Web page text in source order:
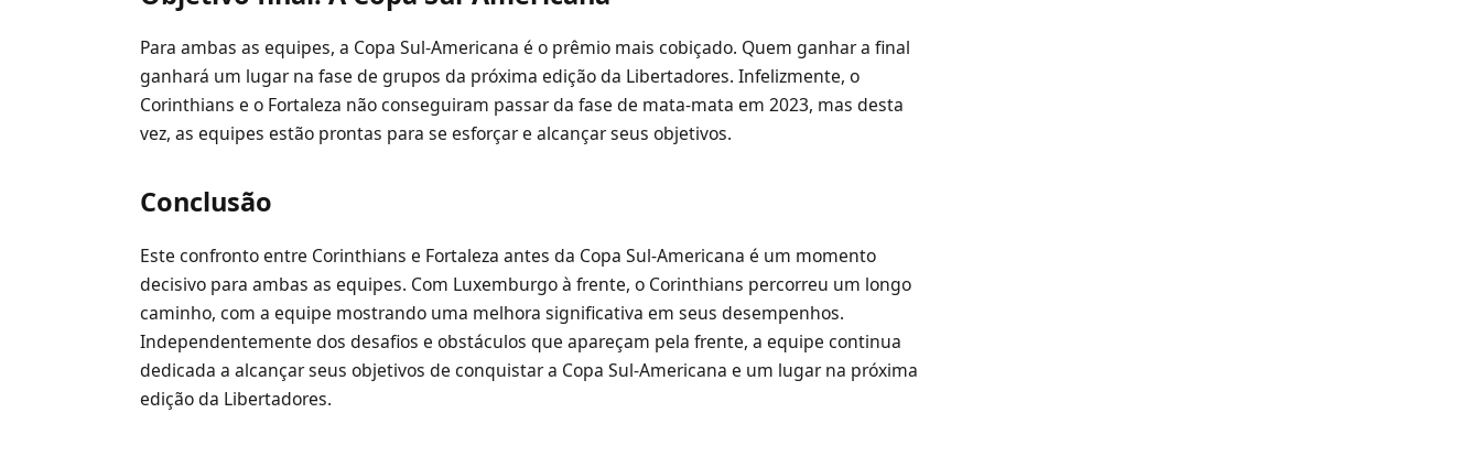
Para ambas as equipes, a Copa Sul-Americana é o prêmio mais cobiçado. Quem ganhar a final
ganhará um lugar na fase de grupos da próxima edição da Libertadores. Infelizmente, o
Corinthians e o Fortaleza não conseguiram passar da fase de mata-mata em 2023, mas desta
vez, as equipes estão prontas para se esforçar e alcançar seus objetivos.
Conclusão
Este confronto entre Corinthians e Fortaleza antes da Copa Sul-Americana é um momento
decisivo para ambas as equipes. Com Luxemburgo à frente, o Corinthians percorreu um longo
caminho, com a equipe mostrando uma melhora significativa em seus desempenhos.
Independentemente dos desafios e obstáculos que apareçam pela frente, a equipe continua
dedicada a alcançar seus objetivos de conquistar a Copa Sul-Americana e um lugar na próxima
edição da Libertadores.